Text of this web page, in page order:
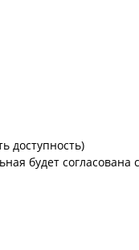
доступность)
будет согласована